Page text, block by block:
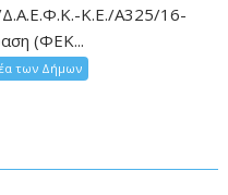
Δ.Α.Ε.Φ.Κ.-Κ.Ε./Α325/16-
(ΦΕΚ...
των Δήμων